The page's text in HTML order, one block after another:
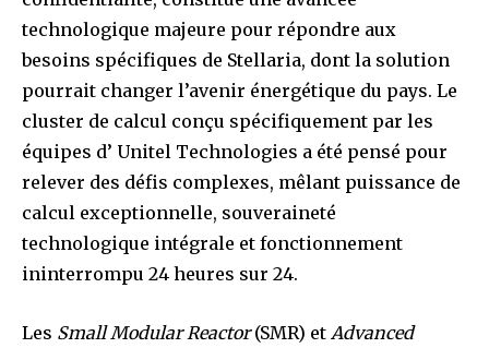
technologique majeure pour répondre aux
besoins spécifiques de Stellaria, dont la solution
pourrait changer l’avenir énergétique du pays. Le
cluster de calcul conçu spécifiquement par les
équipes d’ Unitel Technologies a été pensé pour
relever des défis complexes, mêlant puissance de
calcul exceptionnelle, souveraineté
technologique intégrale et fonctionnement
ininterrompu 24 heures sur 24.
Les Small Modular Reactor(SMR) et Advanced